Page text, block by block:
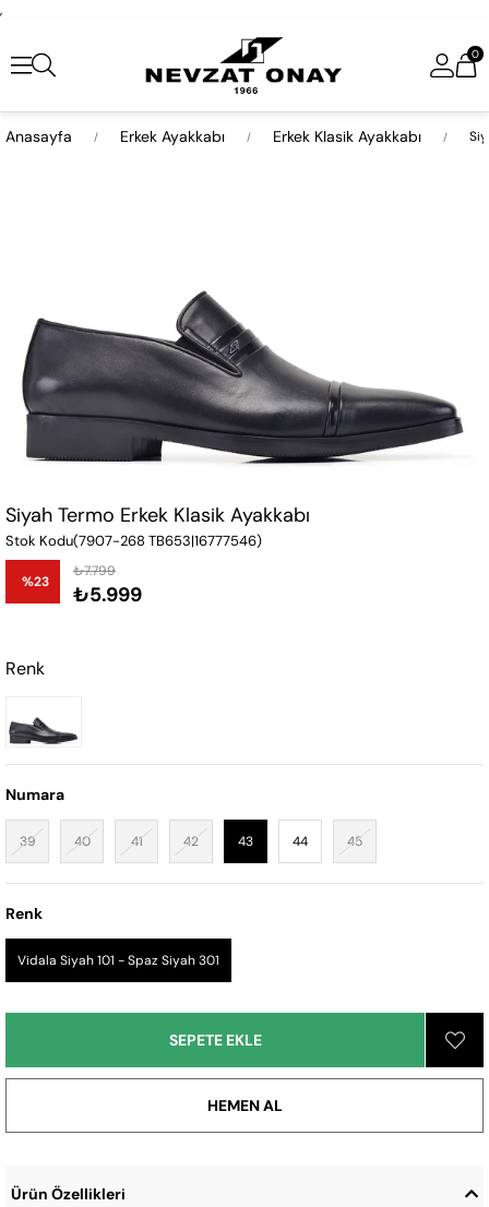
,
0
Anasayfa Erkek Ayakkabı Erkek Klasik Ayakkabı
Siyah Termo Erkek Klasik Ayakkabı
Stok Kodu(7907-268 TB653|16777546)
%23
İndirim
₺7.799
₺5.999
Renk
Numara
39 40 41 42 43 44 45
Renk
Vidala Siyah 101 - Spaz Siyah 301
Ürün Özellikleri